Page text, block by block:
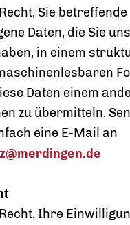
Sie betreffende
Daten, die Sie uns
in einem
Daten einem
zu übermitteln.
eine E-Mail an
Ihre